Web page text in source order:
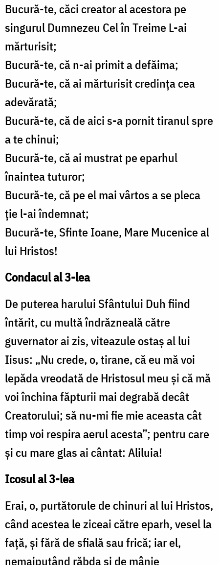
Bucură-te, căci creator al acestora pe
singurul Dumnezeu Cel în Treime L-ai
mărturisit;
Bucură-te, că n-ai primit a defăima;
Bucură-te, că ai mărturisit credinţa cea
adevărată;
Bucură-te, că de aici s-a pornit tiranul spre
a te chinui;
Bucură-te, că ai mustrat pe eparhul
înaintea tuturor;
Bucură-te, că pe el mai vârtos a se pleca
ţie l-ai îndemnat;
Bucură-te, Sfinte Ioane, Mare Mucenice al
lui Hristos!
Condacul al 3-lea
De puterea harului Sfântului Duh fiind
întărit, cu multă îndrăzneală către
guvernator ai zis, viteazule ostaş al lui
Iisus: „Nu crede, o, tirane, că eu mă voi
lepăda vreodată de Hristosul meu şi că mă
voi închina făpturii mai degrabă decât
Creatorului; să nu-mi fie mie aceasta cât
timp voi respira aerul acesta”; pentru care
şi cu mare glas ai cântat: Aliluia!
Icosul al 3-lea
Erai, o, purtătorule de chinuri al lui Hristos,
când acestea le ziceai către eparh, vesel la
faţă, şi fără de sfială sau frică; iar el,
nemaiputând răbda şi de mânie